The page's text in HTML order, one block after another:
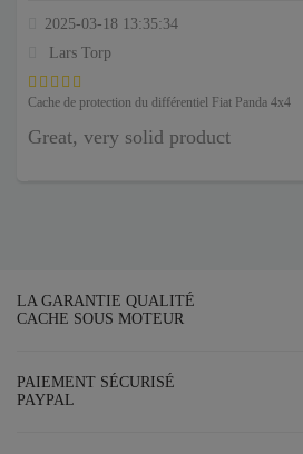
2025-03-18 13:35:34
Lars Torp
Cache de protection du différentiel Fiat Panda 4x4
Great, very solid product
LA GARANTIE QUALITÉ
CACHE SOUS MOTEUR
PAIEMENT SÉCURISÉ
PAYPAL